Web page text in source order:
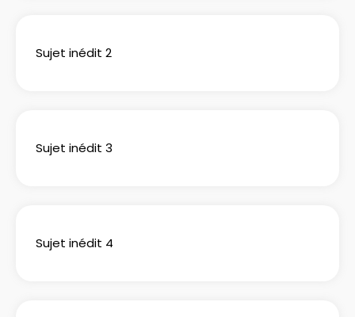
Sujet inédit 2
Sujet inédit 3
Sujet inédit 4